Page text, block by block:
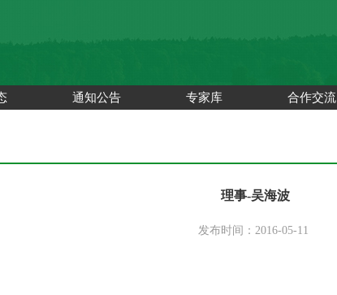
通知公告 专家库 合作交流
理事-吴海波
发布时间：2016-05-11